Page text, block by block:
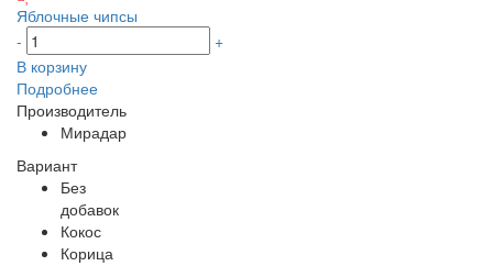
Яблочные чипсы
-
+
В корзину
Подробнее
Производитель
Мирадар
Вариант
Без
добавок
Кокос
Корица